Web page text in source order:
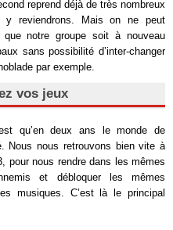
reprend déjà de très nombreux
reviendrons. Mais on ne peut
que notre groupe soit à nouveau
sans possibilité d’inter-changer
par exemple.
vos jeux
qu’en deux ans le monde de
Nous nous retrouvons bien vite à
pour nous rendre dans les mêmes
et débloquer les mêmes
musiques. C’est là le principal